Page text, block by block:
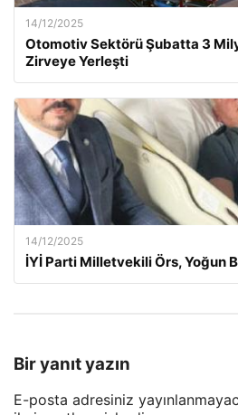
14/12/2025
Otomotiv Sektörü Şubatta 3
Zirveye Yerleşti
14/12/2025
İYİ Parti Milletvekili Örs, Yoğun
Bir yanıt yazın
E-posta adresiniz